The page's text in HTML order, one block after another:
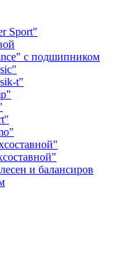
Sport"
с подшипником
t"
и балансиров